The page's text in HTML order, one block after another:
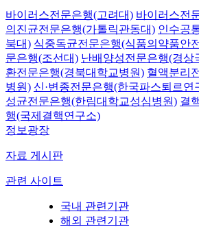
바이러스전문은행(고려대) 바이러스전
의진균전문은행(가톨릭관동대) 인수공
북대) 식중독균전문은행(식품의약품안
문은행(조선대) 난배양성전문은행(경상
환전문은행(경북대학교병원) 혈액분리
병원) 신·변종전문은행(한국파스퇴르연
성균전문은행(한림대학교성심병원) 결
행(국제결핵연구소)
정보광장
자료 게시판
관련 사이트
국내 관련기관
해외 관련기관